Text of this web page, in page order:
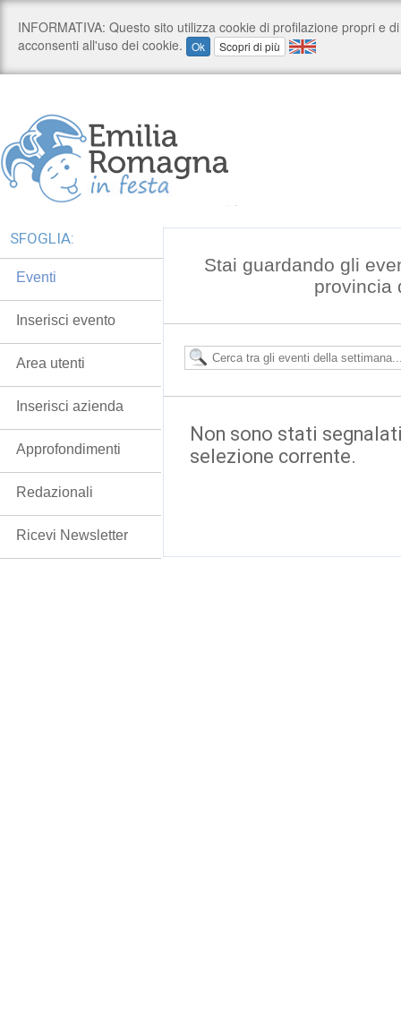
Stai guardando gli
provincia
Non sono stati
selezione corrente.
SFOGLIA:
Eventi
Inserisci evento
Area utenti
Inserisci azienda
Approfondimenti
Redazionali
Ricevi Newsletter